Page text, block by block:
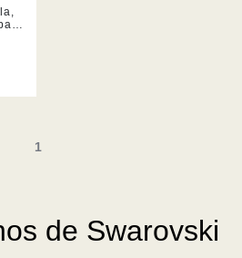
1
de Swarovski